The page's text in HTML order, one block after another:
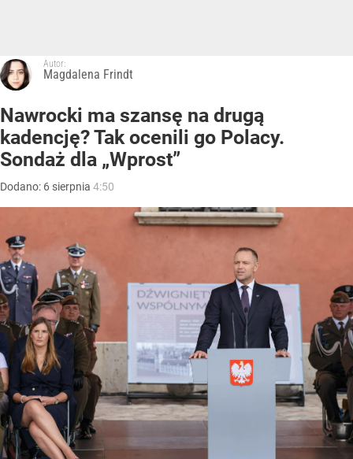
Autor:
Magdalena Frindt
Nawrocki ma szansę na drugą
kadencję? Tak ocenili go Polacy.
Sondaż dla „Wprost”
Dodano: 6 sierpnia 4:50